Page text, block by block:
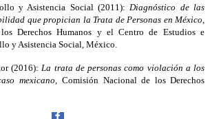
y Asistencia Social (2011): Diagnóstico de las
que propician la Trata de Personas en México
Derechos Humanos y el Centro de Estudios e
y Asistencia Social, México.
(2016): La trata de personas como violación a los
mexicano,
Comisión Nacional de los Derechos